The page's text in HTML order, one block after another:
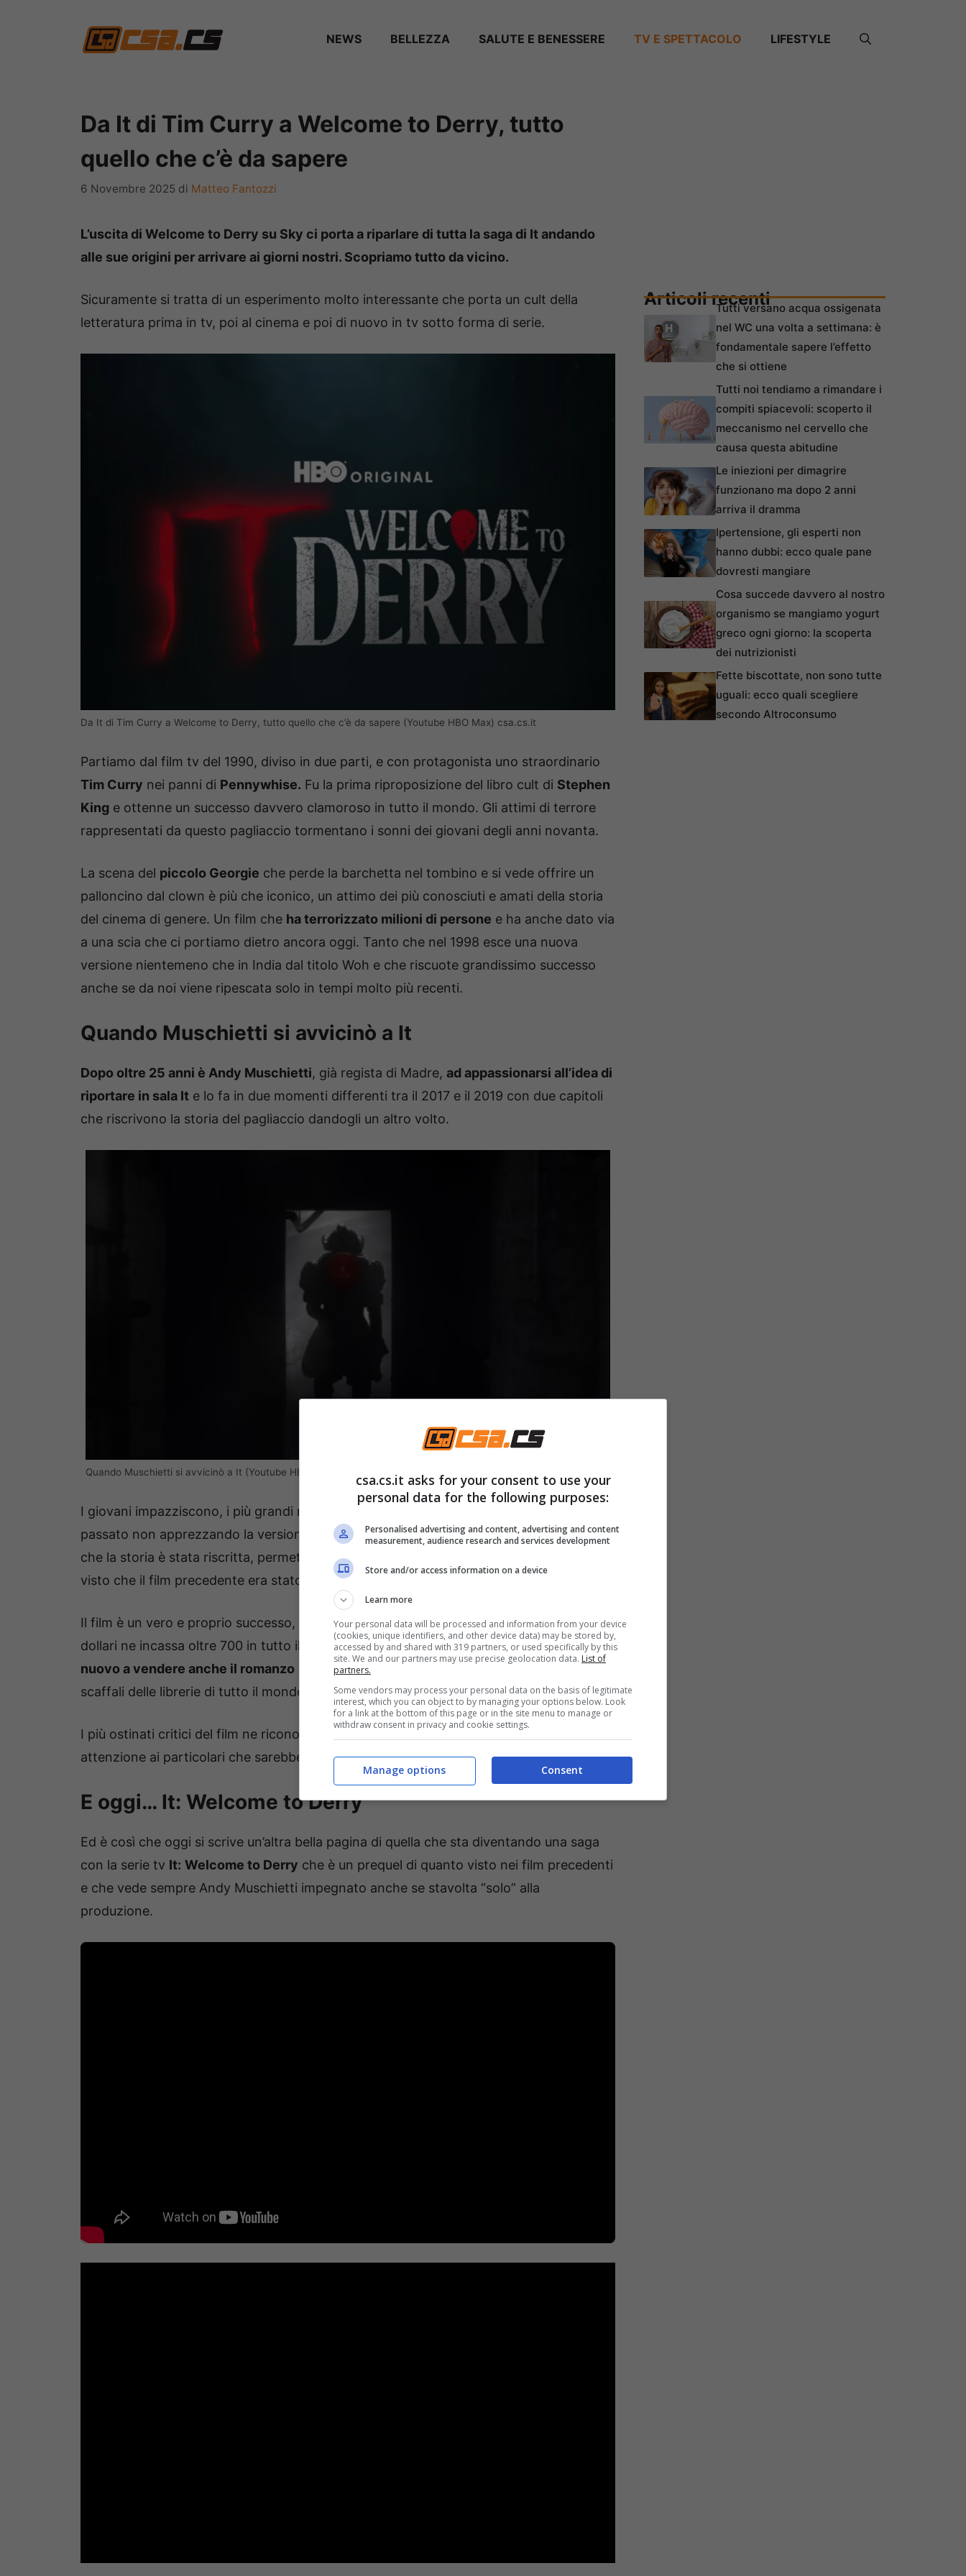
NEWS BELLEZZA SALUTE E BENESSERE TV E SPETTACOLO LIFESTYLE
Da It di Tim Curry a Welcome to Derry, tutto
quello che c’è da sapere
6 Novembre 2025 di Matteo Fantozzi
L’uscita di Welcome to Derry su Sky ci porta a riparlare di tutta la saga di It andando
alle sue origini per arrivare ai giorni nostri. Scopriamo tutto da vicino.
Sicuramente si tratta di un esperimento molto interessante che porta un cult della
letteratura prima in tv, poi al cinema e poi di nuovo in tv sotto forma di serie.
Da It di Tim Curry a Welcome to Derry, tutto quello che c’è da sapere (Youtube HBO Max) csa.cs.it
Partiamo dal film tv del 1990, diviso in due parti, e con protagonista uno straordinario
Tim Curry nei panni di Pennywhise. Fu la prima riproposizione del libro cult di Stephen
King e ottenne un successo davvero clamoroso in tutto il mondo. Gli attimi di terrore
rappresentati da questo pagliaccio tormentano i sonni dei giovani degli anni novanta.
La scena del piccolo Georgie che perde la barchetta nel tombino e si vede offrire un
palloncino dal clown è più che iconico, un attimo dei più conosciuti e amati della storia
del cinema di genere. Un film che ha terrorizzato milioni di persone e ha anche dato via
a una scia che ci portiamo dietro ancora oggi. Tanto che nel 1998 esce una nuova
versione nientemeno che in India dal titolo Woh e che riscuote grandissimo successo
anche se da noi viene ripescata solo in tempi molto più recenti.
Quando Muschietti si avvicinò a It
Dopo oltre 25 anni è Andy Muschietti, già regista di Madre, ad appassionarsi all’idea di
riportare in sala It e lo fa in due momenti differenti tra il 2017 e il 2019 con due capitoli
che riscrivono la storia del pagliaccio dandogli un altro volto.
Quando Muschietti si avvicinò a It (Youtube HBO Max) csa.cs.it
I giovani impazziscono, i più grandi rimpiangono la versione originale e guardano più nel
passato non apprezzando la versione di Bill Skarsgard. Quello che appare evidente è
che la storia è stata riscritta, permettendo un ritorno in sala, anzi un debutto in sala
visto che il film precedente era stato girato direttamente per il piccolo schermo.
Il film è un vero e proprio successo, pensate che il primo con un budget da 35 milioni di
dollari ne incassa oltre 700 in tutto il mondo.Il mito è riscoppiato tanto che si inizia di
nuovo a vendere anche il romanzo che in realtà non ha mai finito di vedere la luce sugli
scaffali delle librerie di tutto il mondo.
I più ostinati critici del film ne riconoscono una violenza esagerata e senza la giusta
attenzione ai particolari che sarebbe stata più che meritata.
E oggi… It: Welcome to Derry
Ed è così che oggi si scrive un’altra bella pagina di quella che sta diventando una saga
con la serie tv It: Welcome to Derry che è un prequel di quanto visto nei film precedenti
e che vede sempre Andy Muschietti impegnato anche se stavolta “solo” alla
produzione.
Articoli recentiTutti versano acqua ossigenata
nel WC una volta a settimana: è
fondamentale sapere l’effetto
che si ottiene
Tutti noi tendiamo a rimandare i
compiti spiacevoli: scoperto il
meccanismo nel cervello che
causa questa abitudine
Le iniezioni per dimagrire
funzionano ma dopo 2 anni
arriva il dramma
Ipertensione, gli esperti non
hanno dubbi: ecco quale pane
dovresti mangiare
Cosa succede davvero al nostro
organismo se mangiamo yogurt
greco ogni giorno: la scoperta
dei nutrizionisti
Fette biscottate, non sono tutte
uguali: ecco quali scegliere
secondo Altroconsumo
csa.cs.it asks for your consent to use your
personal data for the following purposes:
Personalised advertising and content, advertising and content
measurement, audience research and services development
Store and/or access information on a device
Learn more
Your personal data will be processed and information from your device
(cookies, unique identifiers, and other device data) may be stored by,
accessed by and shared with 319 partners, or used specifically by this
site. We and our partners may use precise geolocation data. List of
partners.
Some vendors may process your personal data on the basis of legitimate
interest, which you can object to by managing your options below. Look
for a link at the bottom of this page or in the site menu to manage or
withdraw consent in privacy and cookie settings.
Consent
Manage options